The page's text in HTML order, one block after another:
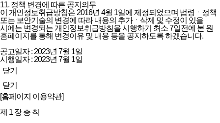
11. 정책 변경에 따른 공지의무
이 개인정보취급방침은 2016년 4월 1일에 제정되었으며 법령ㆍ정책
또는 보안기술의 변경에 따라 내용의 추가ㆍ삭제 및 수정이 있을
시에는 변경되는 개인정보취급방침을 시행하기 최소 7일전에 본 원
홈페이지를 통해 변경이유 및 내용 등을 공지하도록 하겠습니다.
공고일자 : 2023년 7월 1일
시행일자 : 2023년 7월 1일
닫기
닫기
[홈페이지 이용약관]
제 1 장 총 칙